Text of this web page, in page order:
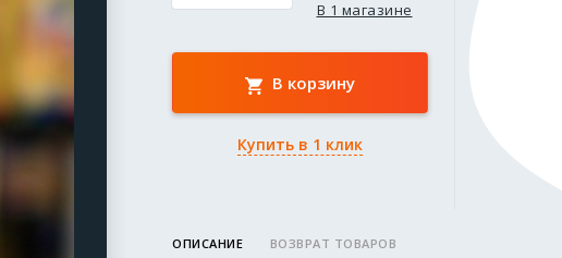
В 1 магазине
В корзину
Купить в 1 клик
ОПИСАНИЕ ВОЗВРАТ ТОВАРОВ